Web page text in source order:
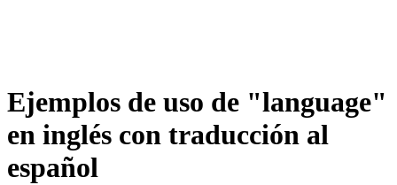
Ejemplos de uso de "language"
en inglés con traducción al
español